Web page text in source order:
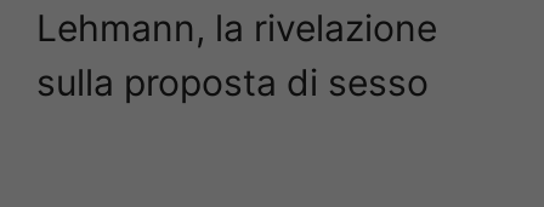
Lehmann, la rivelazione
sulla proposta di sesso